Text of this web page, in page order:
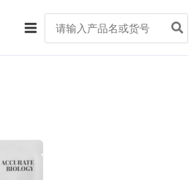
Main
Menu
for:
¥2,400